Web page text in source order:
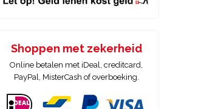
Prestaties
€1.249,00 Of €40,04 p/m
Bekijken
€1.269,00
Shoppen met zekerheid
Online betalen met iDeal, creditcard,
PayPal, MisterCash of overboeking.